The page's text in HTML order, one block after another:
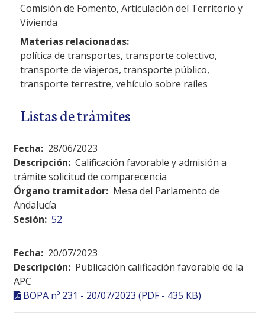
Comisión de Fomento, Articulación del Territorio y
Vivienda
Materias relacionadas:
política de transportes, transporte colectivo,
transporte de viajeros, transporte público,
transporte terrestre, vehículo sobre raíles
Listas de trámites
Fecha: 28/06/2023
Descripción: Calificación favorable y admisión a
trámite solicitud de comparecencia
Órgano tramitador: Mesa del Parlamento de
Andalucía
Sesión: 52
Fecha: 20/07/2023
Descripción: Publicación calificación favorable de la
APC
BOPA nº 231 - 20/07/2023 (PDF - 435 KB)